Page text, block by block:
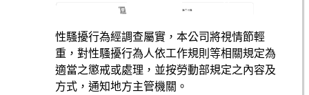
性騷擾行為經調查屬實，本公司將視情節輕
重，對性騷擾行為人依工作規則等相關規定為
適當之懲戒或處理，並按勞動部規定之內容及
方式，通知地方主管機關。